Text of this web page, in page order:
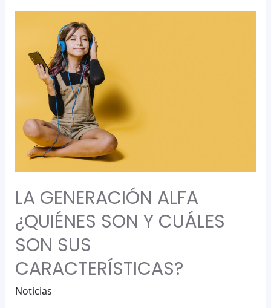
a
resolver
problemas?
LA GENERACIÓN ALFA
¿QUIÉNES SON Y CUÁLES
SON SUS
CARACTERÍSTICAS?
Noticias